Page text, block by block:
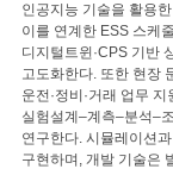
인공지능 기술을 활용
이를 연계한 ESS 스케
디지털트윈·CPS 기반
고도화한다. 또한 현장
운전·정비·거래 업무
실험설계–계측–분석–
연구한다. 시뮬레이션
구현하며, 개발 기술은